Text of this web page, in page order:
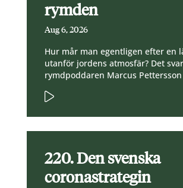
rymden
Aug 6, 2026
Hur mår man egentligen efter en
utanför jordens atmosfär? Det
rymdpoddaren Marcus
220. Den svenska
coronastrategin